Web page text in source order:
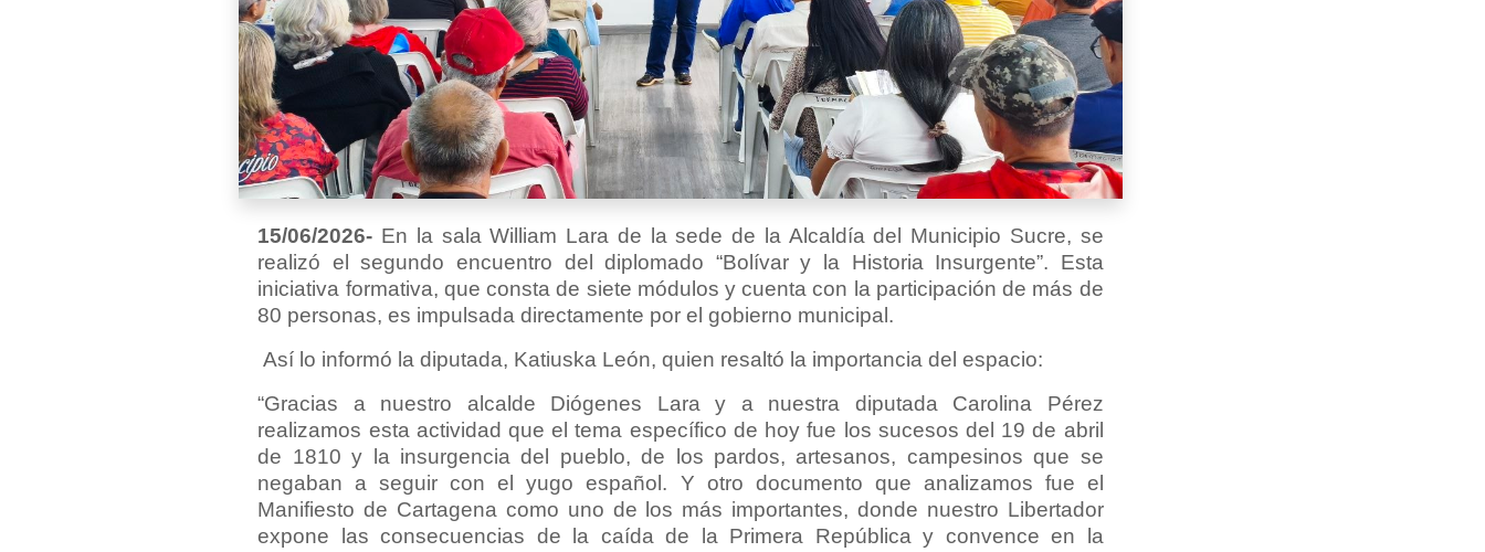
15/06/2026- En la sala William Lara de la sede de la Alcaldía del Municipio Sucre, se
realizó el segundo encuentro del diplomado “Bolívar y la Historia Insurgente”. Esta
iniciativa formativa, que consta de siete módulos y cuenta con la participación de más de
80 personas, es impulsada directamente por el gobierno municipal.
Así lo informó la diputada, Katiuska León, quien resaltó la importancia del espacio:
“Gracias a nuestro alcalde Diógenes Lara y a nuestra diputada Carolina Pérez
realizamos esta actividad que el tema específico de hoy fue los sucesos del 19 de abril
de 1810 y la insurgencia del pueblo, de los pardos, artesanos, campesinos que se
negaban a seguir con el yugo español. Y otro documento que analizamos fue el
Manifiesto de Cartagena como uno de los más importantes, donde nuestro Libertador
expone las consecuencias de la caída de la Primera República y convence en la